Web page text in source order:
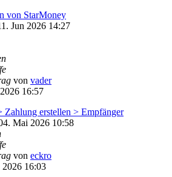
von StarMoney
Jun 2026 14:27
von vader
16:57
Zahlung erstellen > Empfänger
Mai 2026 10:58
von eckro
16:03